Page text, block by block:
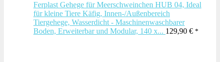
Ferplast Gehege für Meerschweinchen HUB 04, Ideal
für kleine Tiere Käfig, Innen-/Außenbereich
Tiergehege, Wasserdicht - Maschinenwaschbarer
Boden, Erweiterbar und Modular, 140 x... 129,90 €